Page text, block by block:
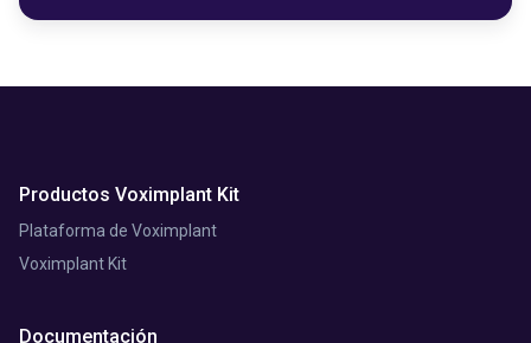
Productos Voximplant Kit
Plataforma de Voximplant
Voximplant Kit
Documentación